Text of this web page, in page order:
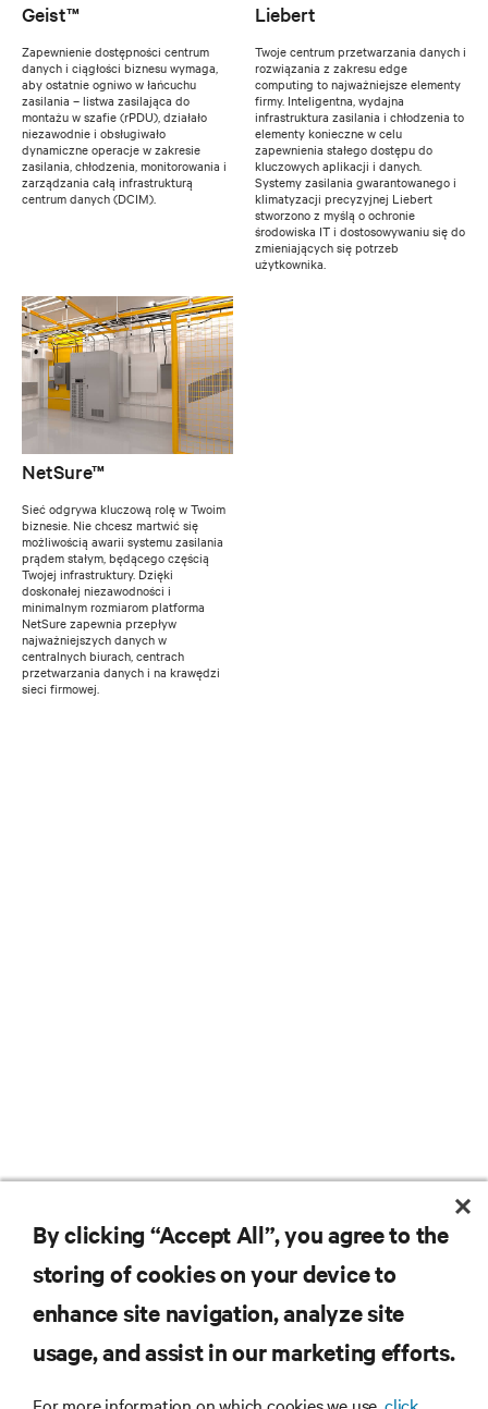
Geist™
Zapewnienie dostępności centrum
danych i ciągłości biznesu wymaga,
aby ostatnie ogniwo w łańcuchu
zasilania – listwa zasilająca do
montażu w szafie (rPDU), działało
niezawodnie i obsługiwało
dynamiczne operacje w zakresie
zasilania, chłodzenia, monitorowania i
zarządzania całą infrastrukturą
centrum danych (DCIM).
Liebert
Twoje centrum przetwarzania danych i
rozwiązania z zakresu edge
computing to najważniejsze elementy
firmy. Inteligentna, wydajna
infrastruktura zasilania i chłodzenia to
elementy konieczne w celu
zapewnienia stałego dostępu do
kluczowych aplikacji i danych.
Systemy zasilania gwarantowanego i
klimatyzacji precyzyjnej Liebert
stworzono z myślą o ochronie
środowiska IT i dostosowywaniu się do
zmieniających się potrzeb
użytkownika.
NetSure™
Sieć odgrywa kluczową rolę w Twoim
biznesie. Nie chcesz martwić się
możliwością awarii systemu zasilania
prądem stałym, będącego częścią
Twojej infrastruktury. Dzięki
doskonałej niezawodności i
minimalnym rozmiarom platforma
NetSure zapewnia przepływ
najważniejszych danych w
centralnych biurach, centrach
przetwarzania danych i na krawędzi
sieci firmowej.
Nie przegap żadnej oferty
Dołącz do naszej listy mailingowej i
By clicking “Accept All”, you agree to the
storing of cookies on your device to
enhance site navigation, analyze site
usage, and assist in our marketing efforts.